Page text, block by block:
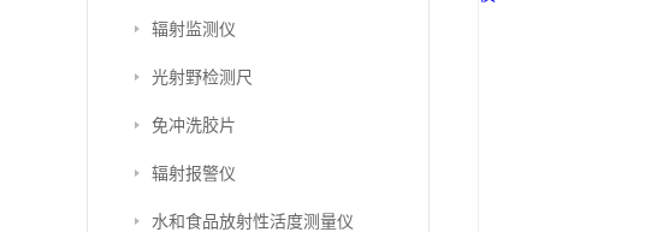
辐射监测仪
光射野检测尺
免冲洗胶片
辐射报警仪
水和食品放射性活度测量仪